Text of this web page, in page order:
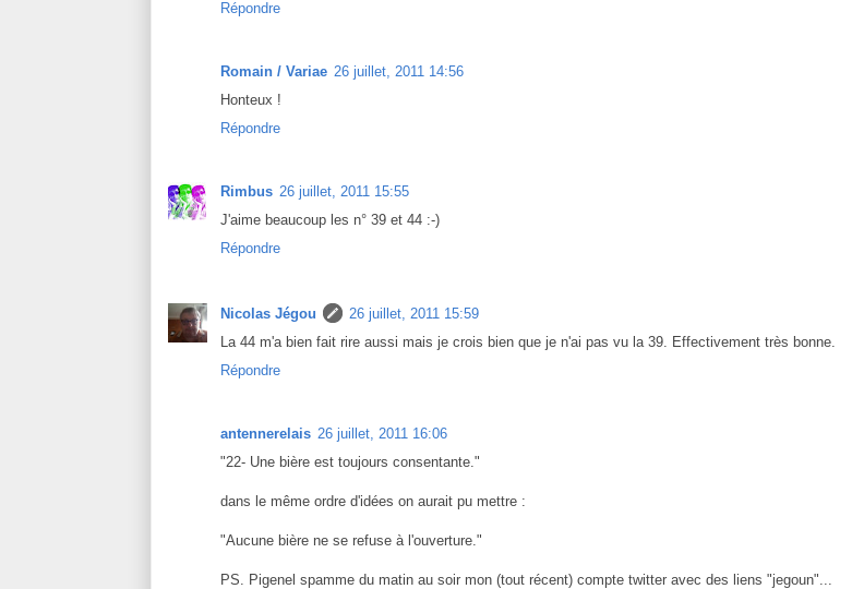
Répondre
Romain / Variae 26 juillet, 2011 14:56
Honteux !
Répondre
Rimbus 26 juillet, 2011 15:55
J'aime beaucoup les n° 39 et 44 :-)
Répondre
Nicolas Jégou
26 juillet, 2011 15:59
La 44 m'a bien fait rire aussi mais je crois bien que je n'ai pas vu la 39. Effectivement très bonne.
Répondre
antennerelais 26 juillet, 2011 16:06
"22- Une bière est toujours consentante."
dans le même ordre d'idées on aurait pu mettre :
"Aucune bière ne se refuse à l'ouverture."
PS. Pigenel spamme du matin au soir mon (tout récent) compte twitter avec des liens "jegoun"...